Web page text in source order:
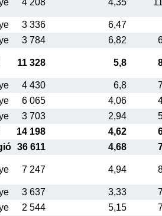
3 336
6,47
3 784 6,82
11 328 5,8
4 430 6,8
6 065 4,06
3 703 2,94
14 198 4,62
36 611 4,68
7 247 4,94
3 637 3,33
2 544 5,15